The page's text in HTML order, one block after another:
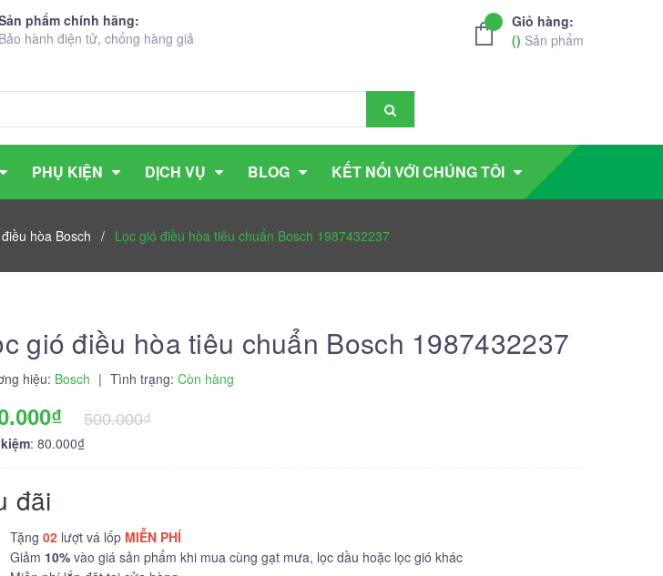
phẩm chính hãng:
Bảo hành điện tử, chống hàng giả
Giỏ hàng:
() Sản phẩm
PHỤ KIỆN DỊCH VỤ BLOG KẾT NỐI VỚI CHÚNG TÔI
hòa Bosch / Lọc gió điều hòa tiêu chuẩn Bosch 1987432237
gió điều hòa tiêu chuẩn Bosch 1987432237
hiệu: Bosch | Tình trạng: Còn hàng
500.000₫
: 80.000₫
đãi
Tặng 02 lượt vá lốp MIỄN PHÍ
Giảm 10% vào giá sản phẩm khi mua cùng gạt mưa, lọc dầu hoặc lọc gió khác